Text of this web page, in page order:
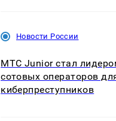
Новости России
МТС Junior стал
сотовых операторов
киберпреступников